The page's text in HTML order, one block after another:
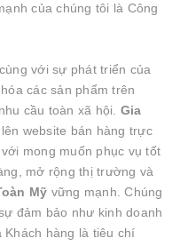
của chúng tôi là Công
với sự phát triển của
các sản phẩm trên
cầu toàn xã hội. Gia
website bán hàng trực
với mong muốn phục vụ tốt
mở rộng thị trường và
Mỹ vững mạnh. Chúng
đảm bảo như kinh doanh
hàng là tiêu chí